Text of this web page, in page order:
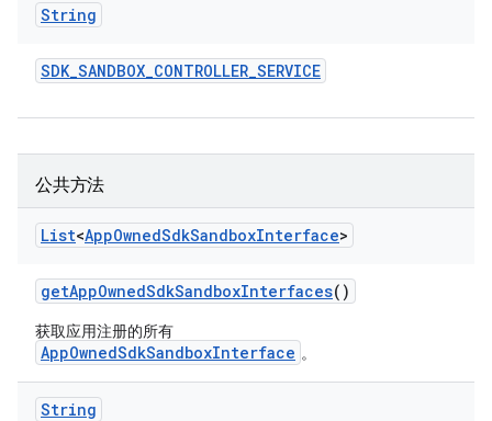
String
SDK_SANDBOX_CONTROLLER_SERVICE
公共方法
List<AppOwnedSdkSandboxInterface>
getAppOwnedSdkSandboxInterfaces()
获取应用注册的所有
AppOwnedSdkSandboxInterface 。
String